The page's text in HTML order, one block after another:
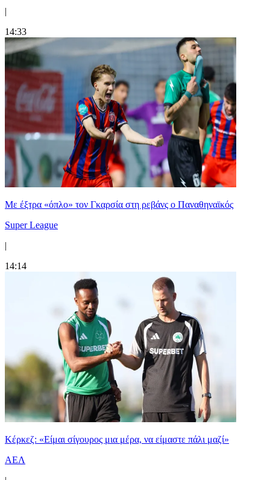
|
14:33
Mε έξτρα «όπλο» τον Γκαρσία στη ρεβάνς ο Παναθηναϊκός
Super League
|
14:14
Κέρκεζ: «Είμαι σίγουρος μια μέρα, να είμαστε πάλι μαζί»
ΑΕΛ